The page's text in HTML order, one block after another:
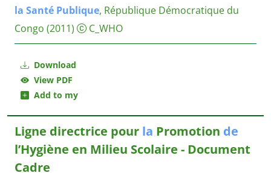
Download
View PDF
Add to my
la Santé Publique, République Démocratique du
Congo (2011) C_WHO
Ligne directrice pour la Promotion de
l’Hygiène en Milieu Scolaire - Document
Cadre